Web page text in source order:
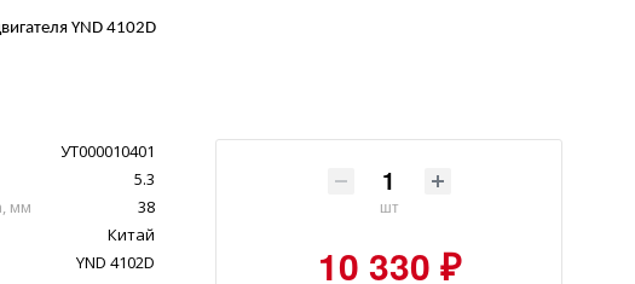
YND 4102D
УТ000010401
5.3
мм
38
Китай
YND 4102D
шт
10 330 ₽